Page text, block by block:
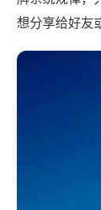
想分享给好友